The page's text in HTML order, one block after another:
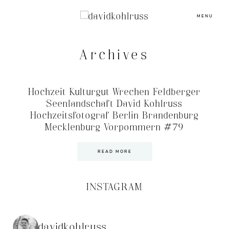
MENU
Archives
Hochzeit Kulturgut Wrechen Feldberger
Seenlandschaft David Kohlruss
Hochzeitsfotograf Berlin Brandenburg
Mecklenburg Vorpommern #79
READ MORE
INSTAGRAM